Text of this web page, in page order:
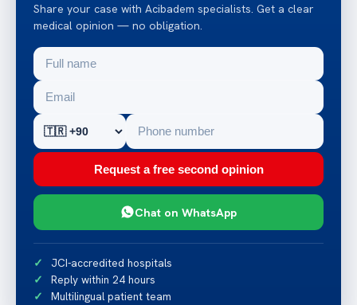
Share your case with Acibadem specialists. Get a clear
medical opinion — no obligation.
Request a free second opinion
Chat on WhatsApp
JCI-accredited hospitals
Reply within 24 hours
Multilingual patient team